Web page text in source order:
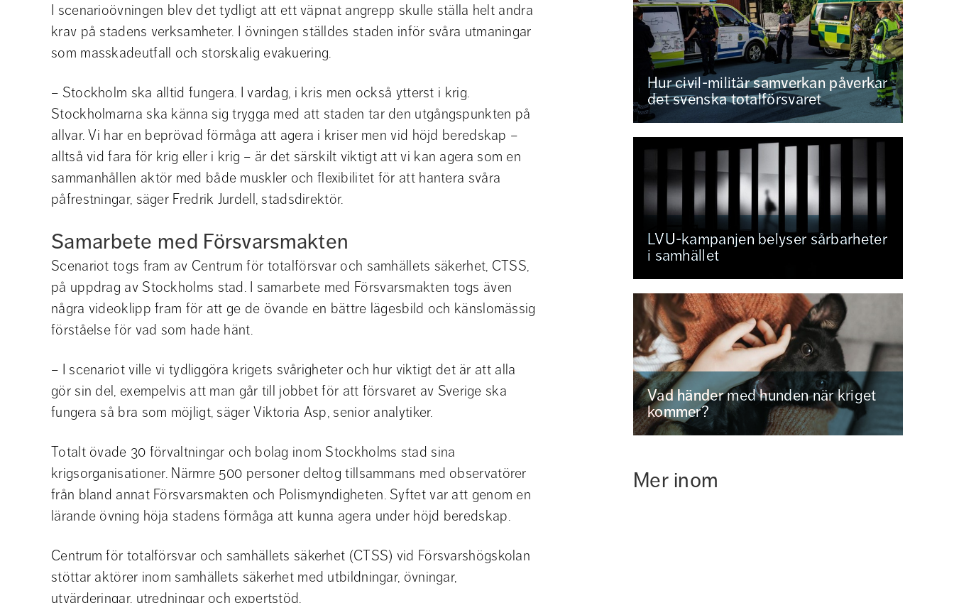
I scenarioövningen blev det tydligt att ett väpnat angrepp skulle ställa helt andra
krav på stadens verksamheter. I övningen ställdes staden inför svåra utmaningar
som masskadeutfall och storskalig evakuering.
– Stockholm ska alltid fungera. I vardag, i kris men också ytterst i krig.
Stockholmarna ska känna sig trygga med att staden tar den utgångspunkten på
allvar. Vi har en beprövad förmåga att agera i kriser men vid höjd beredskap –
alltså vid fara för krig eller i krig – är det särskilt viktigt att vi kan agera som en
sammanhållen aktör med både muskler och flexibilitet för att hantera svåra
påfrestningar, säger Fredrik Jurdell, stadsdirektör.
Samarbete med Försvarsmakten
Scenariot togs fram av Centrum för totalförsvar och samhällets säkerhet, CTSS,
på uppdrag av Stockholms stad. I samarbete med Försvarsmakten togs även
några videoklipp fram för att ge de övande en bättre lägesbild och känslomässig
förståelse för vad som hade hänt.
– I scenariot ville vi tydliggöra krigets svårigheter och hur viktigt det är att alla
gör sin del, exempelvis att man går till jobbet för att försvaret av Sverige ska
fungera så bra som möjligt, säger Viktoria Asp, senior analytiker.
Totalt övade 30 förvaltningar och bolag inom Stockholms stad sina
krigsorganisationer. Närmre 500 personer deltog tillsammans med observatörer
från bland annat Försvarsmakten och Polismyndigheten. Syftet var att genom en
lärande övning höja stadens förmåga att kunna agera under höjd beredskap.
Centrum för totalförsvar och samhällets säkerhet (CTSS) vid Försvarshögskolan
stöttar aktörer inom samhällets säkerhet med utbildningar, övningar,
utvärderingar, utredningar och expertstöd.
Hur civil-militär samverkan påverkar
det svenska totalförsvaret
LVU-kampanjen belyser sårbarheter
i samhället
Vad händer med hunden när kriget
kommer?
Mer inom